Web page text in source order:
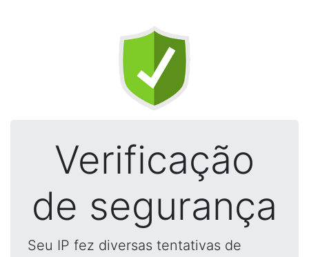
Verificação
de segurança
Seu IP fez diversas tentativas de